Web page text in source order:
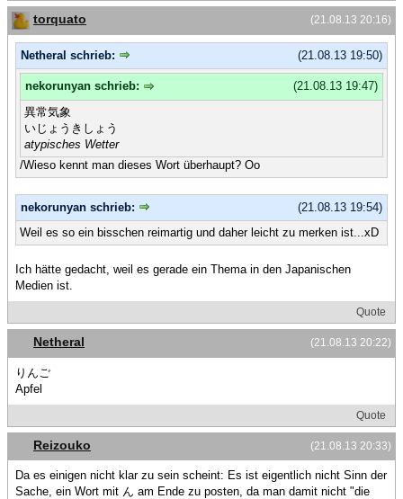
(21.08.13 20:16)
torquato
(21.08.13 19:50)
Netheral schrieb:
(21.08.13 19:47)
nekorunyan schrieb:
異常気象
いじょうきしょう
atypisches Wetter
/Wieso kennt man dieses Wort überhaupt? Oo
(21.08.13 19:54)
nekorunyan schrieb:
Weil es so ein bisschen reimartig und daher leicht zu merken ist...xD
Ich hätte gedacht, weil es gerade ein Thema in den Japanischen
Medien ist.
Quote
(21.08.13 20:22)
Netheral
りんご
Apfel
Quote
(21.08.13 20:33)
Reizouko
Da es einigen nicht klar zu sein scheint: Es ist eigentlich nicht Sinn der
Sache, ein Wort mit ん am Ende zu posten, da man damit nicht "die